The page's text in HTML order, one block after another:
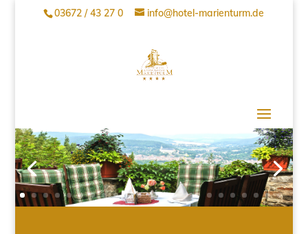
03672 / 43 27 0 info@hotel-marienturm.de